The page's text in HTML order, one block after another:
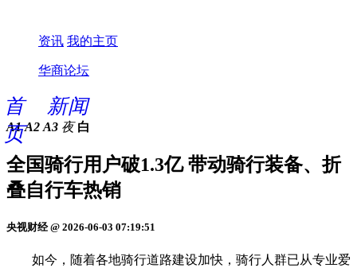
资讯 我的主页
华商论坛
首
页
新闻
A1 A2 A3 夜 白
全国骑行用户破1.3亿 带动骑行装备、折
叠自行车热销
央视财经 @ 2026-06-03 07:19:51
如今，随着各地骑行道路建设加快，骑行人群已从专业爱